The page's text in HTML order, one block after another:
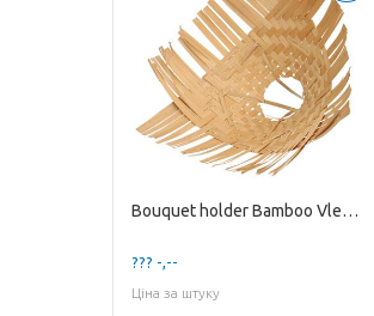
Bouquet holder Bamboo Vlecht D30cm
??? -,--
Ціна за штуку